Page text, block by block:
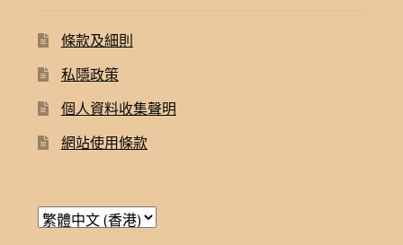
條款及細則
私隱政策
個人資料收集聲明
網站使用條款